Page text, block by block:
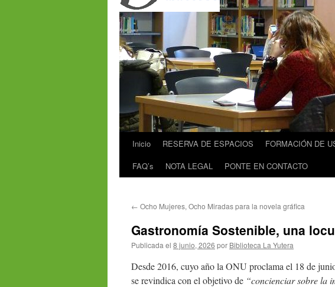
Inicio RESERVA DE ESPACIOS FORMACIÓN DE
FAQ’s
NOTA LEGAL PONTE EN CONTACTO
← Ocho Mujeres, Ocho Miradas para la novela gráfica
Gastronomía Sostenible, una
Publicada el 8 junio, 2026 por Biblioteca La Yutera
Desde 2016, cuyo año la ONU proclama el 18 de
se revindica con el objetivo de “concienciar sobre la